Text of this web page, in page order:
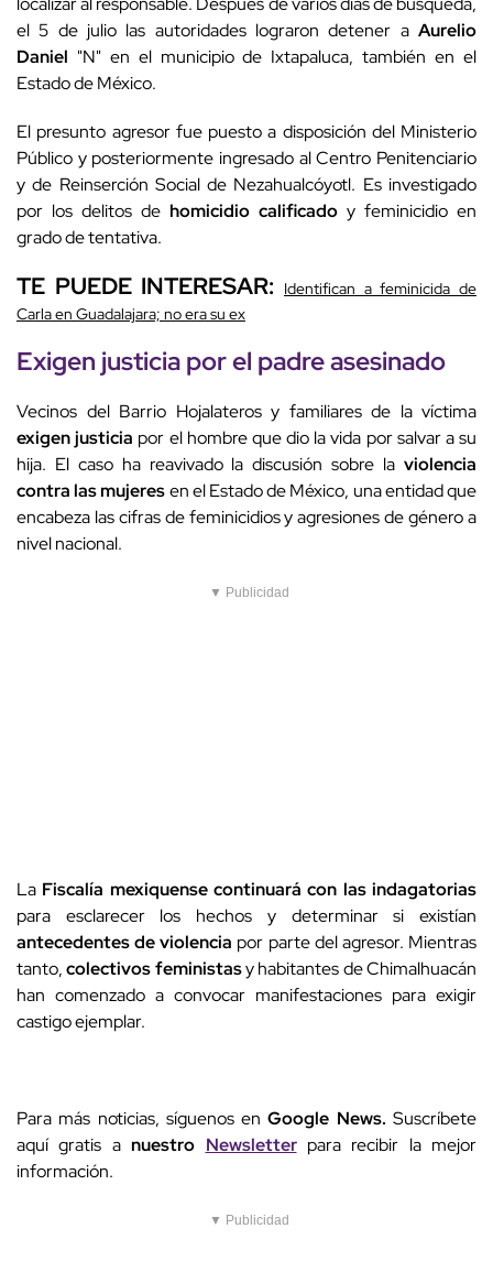
el 5 de julio las autoridades lograron detener a Aurelio
Daniel "N" en el municipio de Ixtapaluca, también en el
Estado de México.
El presunto agresor fue puesto a disposición del Ministerio
Público y posteriormente ingresado al Centro Penitenciario
y de Reinserción Social de Nezahualcóyotl. Es investigado
por los delitos de homicidio calificado y feminicidio en
grado de tentativa.
TE PUEDE INTERESAR:
Identifican a feminicida de
Carla en Guadalajara; no era su ex
Exigen justicia por el padre asesinado
Vecinos del Barrio Hojalateros y familiares de la víctima
exigen justicia por el hombre que dio la vida por salvar a su
hija. El caso ha reavivado la discusión sobre la violencia
contra las mujeresen el Estado de México, una entidad que
encabeza las cifras de feminicidios y agresiones de género a
nivel nacional.
▼ Publicidad
La Fiscalía mexiquense continuará con las indagatorias
para esclarecer los hechos y determinar si existían
antecedentes de violencia por parte del agresor. Mientras
tanto,colectivos feministasy habitantes de Chimalhuacán
han comenzado a convocar manifestaciones para exigir
castigo ejemplar.
Para más noticias, síguenos enGoogle News.Suscríbete
aquí gratis anuestro Newsletterpara recibir la mejor
información.
▼ Publicidad